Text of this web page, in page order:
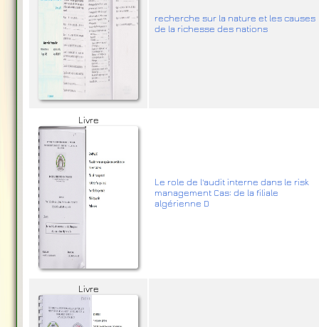
recherche sur la nature et les causes
de la richesse des nations
Livre
Le role de l'audit interne dans le risk
management Cas: de la filiale
algérienne D
Livre